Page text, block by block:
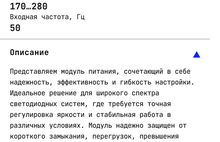
170…280
Входная частота, Гц
50
Описание
Представляем модуль питания, сочетающий в себе
надежность, эффективность и гибкость настройки.
Идеальное решение для широкого спектра
светодиодных систем, где требуется точная
регулировка яркости и стабильная работа в
различных условиях. Модуль надежно защищен от
короткого замыкания, перегрузок, превышения